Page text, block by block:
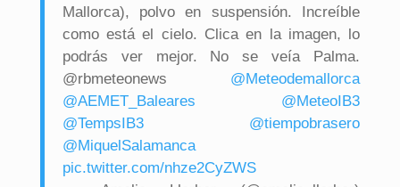
Mallorca), polvo en suspensión. Increíble
como está el cielo. Clica en la imagen, lo
podrás ver mejor. No se veía Palma.
@rbmeteonews @Meteodemallorca
@AEMET_Baleares
@MeteoIB3
@TempsIB3
@tiempobrasero
@MiquelSalamanca
pic.twitter.com/nhze2CyZWS